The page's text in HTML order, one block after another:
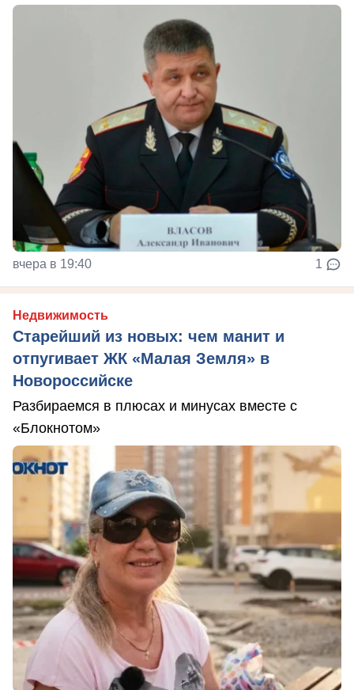
вчера в 19:40 1
Недвижимость
Старейший из новых: чем манит и
отпугивает ЖК «Малая Земля» в
Новороссийске
Разбираемся в плюсах и минусах вместе с
«Блокнотом»